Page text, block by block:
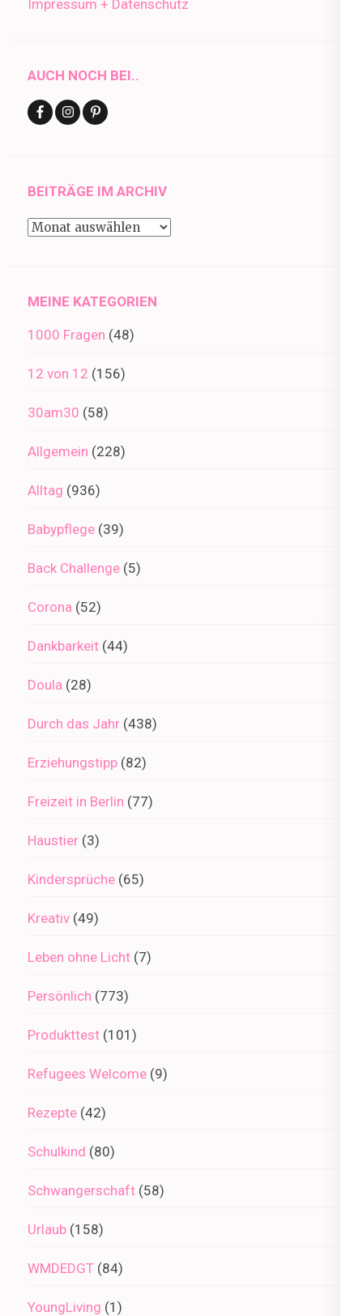
Impressum + Datenschutz
AUCH NOCH BEI..
BEITRÄGE IM ARCHIV
Beiträge
MEINE KATEGORIEN
1000 Fragen (48)
12 von 12 (156)
30am30 (58)
Allgemein (228)
Alltag (936)
Babypflege (39)
Back Challenge (5)
Corona (52)
Dankbarkeit (44)
Doula (28)
Durch das Jahr (438)
Erziehungstipp (82)
Freizeit in Berlin (77)
Haustier (3)
Kindersprüche (65)
Kreativ (49)
Leben ohne Licht (7)
Persönlich (773)
Produkttest (101)
Refugees Welcome (9)
Rezepte (42)
Schulkind (80)
Schwangerschaft (58)
Urlaub (158)
WMDEDGT (84)
YoungLiving (1)